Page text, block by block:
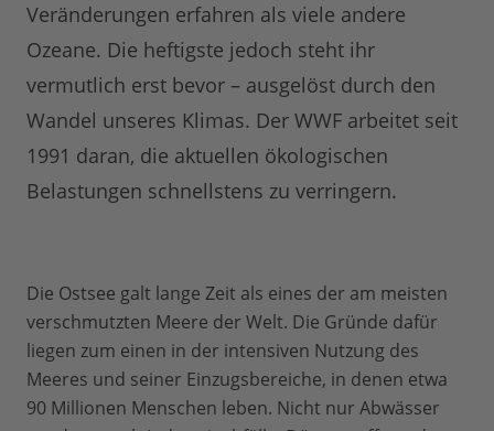
Veränderungen erfahren als viele andere
Ozeane. Die heftigste jedoch steht ihr
vermutlich erst bevor – ausgelöst durch den
Wandel unseres Klimas. Der WWF arbeitet seit
1991 daran, die aktuellen ökologischen
Belastungen schnellstens zu verringern.
Die Ostsee galt lange Zeit als eines der am meisten
verschmutzten Meere der Welt. Die Gründe dafür
liegen zum einen in der intensiven Nutzung des
Meeres und seiner Einzugsbereiche, in denen etwa
90 Millionen Menschen leben. Nicht nur Abwässer